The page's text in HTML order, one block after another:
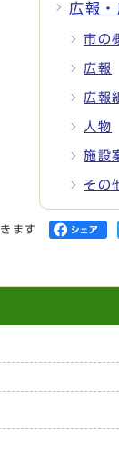
広報
市の
広報
広報
人物
施設
その
ます